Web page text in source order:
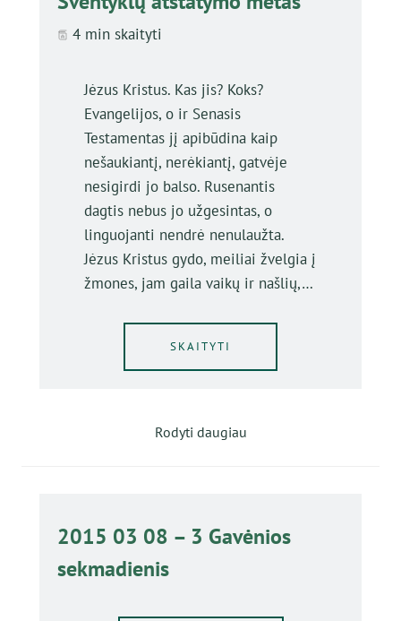
4 min skaityti
Jėzus Kristus. Kas jis? Koks?
Evangelijos, o ir Senasis
Testamentas jį apibūdina kaip
nešaukiantį, nerėkiantį, gatvėje
nesigirdi jo balso. Rusenantis
dagtis nebus jo užgesintas, o
linguojanti nendrė nenulaužta.
Jėzus Kristus gydo, meiliai žvelgia į
žmones, jam gaila vaikų ir našlių,…
SKAITYTI
Rodyti daugiau
2015 03 08 – 3 Gavėnios
sekmadienis